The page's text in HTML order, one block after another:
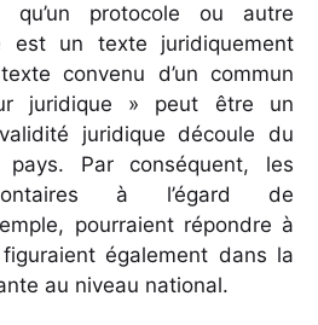
qu’un protocole ou autre
est un texte juridiquement
convenu d’un commun
juridique » peut être un
juridique découle du
pays. Par conséquent, les
à l’égard de
pourraient répondre à
également dans la
au niveau national.